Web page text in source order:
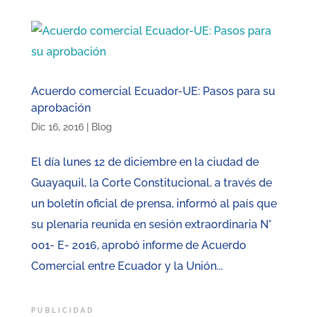
Acuerdo comercial Ecuador-UE: Pasos para su
aprobación
Dic 16, 2016| Blog
El día lunes 12 de diciembre en la ciudad de
Guayaquil, la Corte Constitucional, a través de
un boletín oficial de prensa, informó al país que
su plenaria reunida en sesión extraordinaria N°
001- E- 2016, aprobó informe de Acuerdo
Comercial entre Ecuador y la Unión...